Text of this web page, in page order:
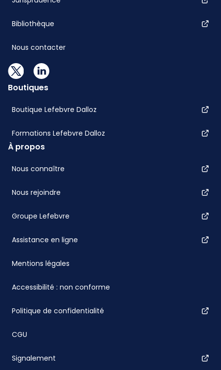
Bibliothèque
Nous contacter
Boutiques
Boutique Lefebvre Dalloz
Formations Lefebvre Dalloz
À propos
Nous connaître
Nous rejoindre
Groupe Lefebvre
Assistance en ligne
Mentions légales
Accessibilité : non conforme
Politique de confidentialité
CGU
Signalement